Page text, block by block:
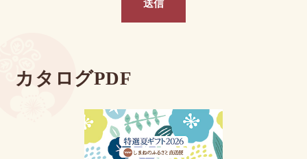
カタログPDF